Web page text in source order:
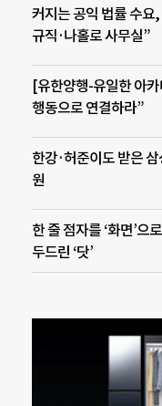
커지는 공익 법률 수
규직·나홀로 사무실”
[유한양행-유일한 아
행동으로 연결하라”
한강·허준이도 받은
원
한 줄 점자를 ‘화면’
두드린 ‘닷’